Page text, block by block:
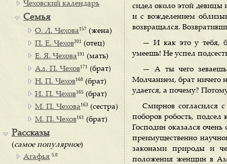
сидел около этой
и с вожделением
возвращался.
— И как это у тебя,
умеешь! Не успел
— А ты чего
Молчанием, брат ничего
удается, а почему?
Смирнов согласился
поборов робость, подсел
Господин оказался
преимущественно
законами природы и
положения женщин в
Чеховский календарь
Семья
О. Л. Чехова 157 (жена)
П. Е. Чехов201 (отец)
Е. Я. Чехова 191 (мать)
Ал. П. Чехов171 (брат)
Н. П. Чехов168 (брат)
И. П. Чехов165 (брат)
М. П. Чехова 163 (сестра)
М. П. Чехов161 (брат)
Рассказы
(самое популярное)
Агафья 5.0